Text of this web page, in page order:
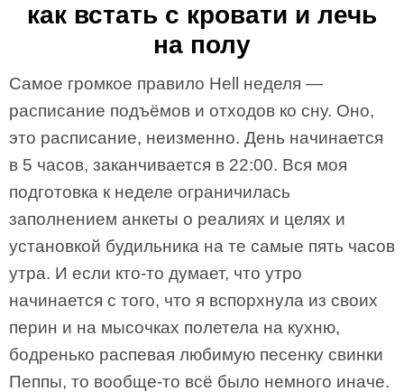
как встать с кровати и лечь
на полу
Самое громкое правило Hell неделя —
расписание подъёмов и отходов ко сну. Оно,
это расписание, неизменно. День начинается
в 5 часов, заканчивается в 22:00. Вся моя
подготовка к неделе ограничилась
заполнением анкеты о реалиях и целях и
установкой будильника на те самые пять часов
утра. И если кто-то думает, что утро
начинается с того, что я вспорхнула из своих
перин и на мысочках полетела на кухню,
бодренько распевая любимую песенку свинки
Пеппы, то вообще-то всё было немного иначе.